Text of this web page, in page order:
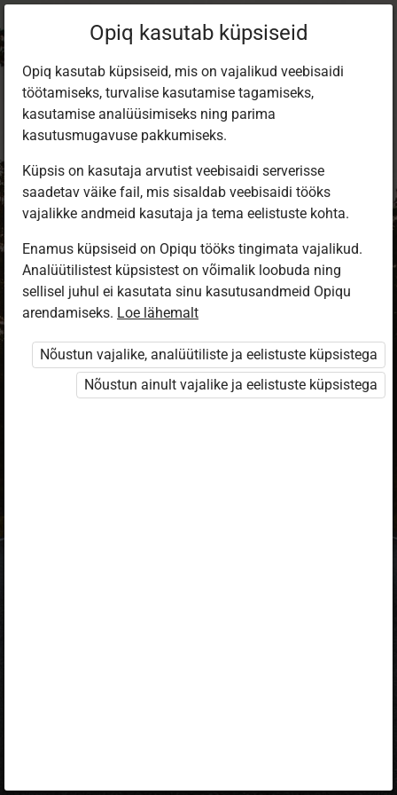
Sisene Opiqusse
Vali, kuidas end tuvastada
eKool
Stuudium
Opiq
HarID
Opiq kasutab küpsiseid
Opiq kasutab küpsiseid, mis on vajalikud veebisaidi
töötamiseks, turvalise kasutamise tagamiseks,
kasutamise analüüsimiseks ning parima
kasutusmugavuse pakkumiseks.
Küpsis on kasutaja arvutist veebisaidi serverisse
saadetav väike fail, mis sisaldab veebisaidi tööks
vajalikke andmeid kasutaja ja tema eelistuste kohta.
Enamus küpsiseid on Opiqu tööks tingimata vajalikud.
Analüütilistest küpsistest on võimalik loobuda ning
sellisel juhul ei kasutata sinu kasutusandmeid Opiqu
arendamiseks. Loe lähemalt
Nõustun vajalike, analüütiliste ja eelistuste küpsistega
Nõustun ainult vajalike ja eelistuste küpsistega